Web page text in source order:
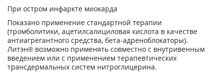
При остром инфаркте миокарда
Показано применение стандартной терапии
(тромболитики, ацетилсалициловая кислота в качестве
антиагрегантного средства, бета-адреноблокаторы).
Литэн® возможно применять совместно с внутривенным
введением или с применением терапевтических
трансдермальных систем нитроглицерина.